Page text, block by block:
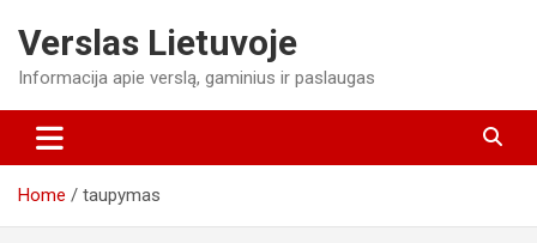
content
Verslas Lietuvoje
Informacija apie verslą, gaminius ir paslaugas
Home taupymas